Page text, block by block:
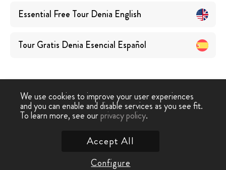
Essential Free Tour Denia English
Tour Gratis Denia Esencial Español
Free Walking
Tour - Free Tour
Denia › Tour Gratuito Essenziale
Denia
We use cookies to improve your user experiences
and you can enable and disable services as you see fit.
To learn more, see ourprivacy policy.
Configure
Accept All